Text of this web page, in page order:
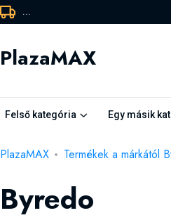
...
PlazaMAX
Felső kategória Egy másik
PlazaMAX Termékek a márkától
Byredo